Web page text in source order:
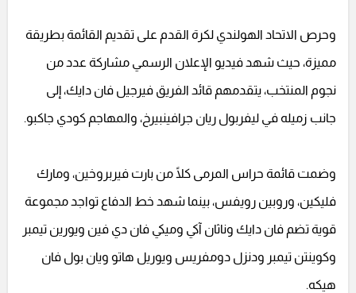
وحرص الاتحاد الهولندي لكرة القدم على تقديم القائمة بطريقة
مميزة، حيث شهد فيديو الإعلان الرسمي مشاركة عدد من
نجوم المنتخب، يتقدمهم قائد الفريق فيرجيل فان دايك، إلى
جانب زميله في ليفربول ريان جرافينبيرخ، والمهاجم كودي جاكبو.
وضمت قائمة حراس المرمى كلًا من بارت فيربروخين، ومارك
فليكين، وروبين رويفس، بينما شهد خط الدفاع تواجد مجموعة
قوية تضم فان دايك وناثان آكي وميكي فان دي فين ويورين تيمبر
وكوينتن تيمبر ودنزل دومفريس ويوريل هاتو ويان بول فان
هيكه.